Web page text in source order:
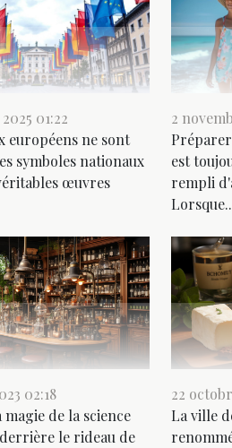
01:22
européens ne sont
symboles nationaux
œuvres
2
est
rempli
02:18
magie de la science
le rideau de
22
La ville